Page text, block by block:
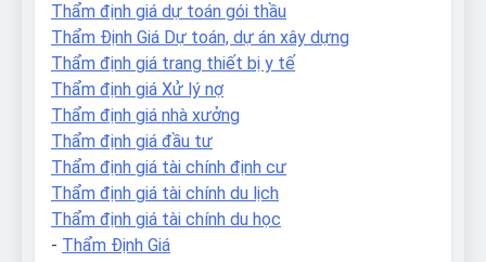
Thẩm định giá dự toán gói thầu
Thẩm Định Giá Dự toán, dự án xây dựng
Thẩm định giá trang thiết bị y tế
Thẩm định giá Xử lý nợ
Thẩm định giá nhà xưởng
Thẩm định giá đầu tư
Thẩm định giá tài chính định cư
Thẩm định giá tài chính du lịch
Thẩm định giá tài chính du học
- Thẩm Định Giá